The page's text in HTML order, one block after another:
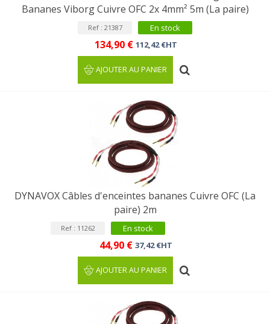
Bananes Viborg Cuivre OFC 2x 4mm² 5m (La paire)
Ref : 21387 En stock
134,90 € 112,42 €HT
AJOUTER AU PANIER
DYNAVOX Câbles d'enceintes bananes Cuivre OFC (La
paire) 2m
Ref : 11262 En stock
44,90 € 37,42 €HT
AJOUTER AU PANIER